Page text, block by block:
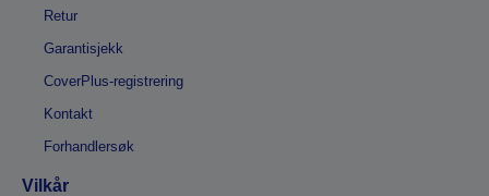
Retur
Garantisjekk
CoverPlus-registrering
Kontakt
Forhandlersøk
Vilkår